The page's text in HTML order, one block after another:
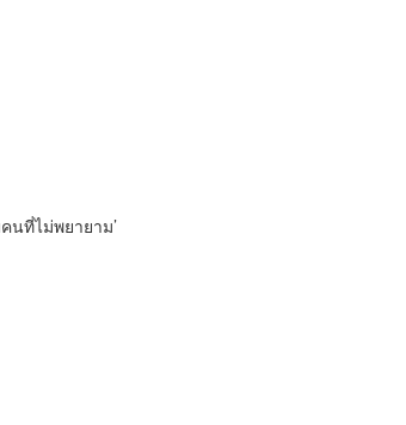
นที่ไม่พยายาม’